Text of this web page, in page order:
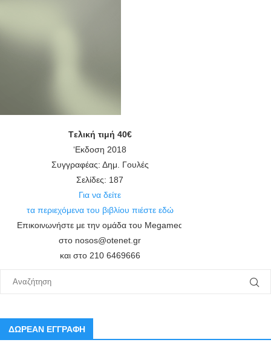
Tελική τιμή 40€
‘Εκδοση 2018
Συγγραφέας: Δημ. Γουλές
Σελίδες: 187
Για να δείτε
τα περιεχόμενα του βιβλίου πιέστε εδώ
Επικοινωνήστε με την ομάδα του Megamed
στο nosos@otenet.gr
και στο 210 6469666
ΔΩΡΕΑΝ ΕΓΓΡΑΦΗ